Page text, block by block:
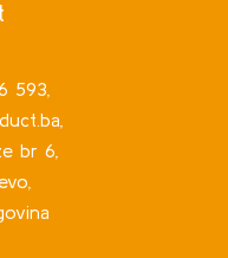
593,
br 6,